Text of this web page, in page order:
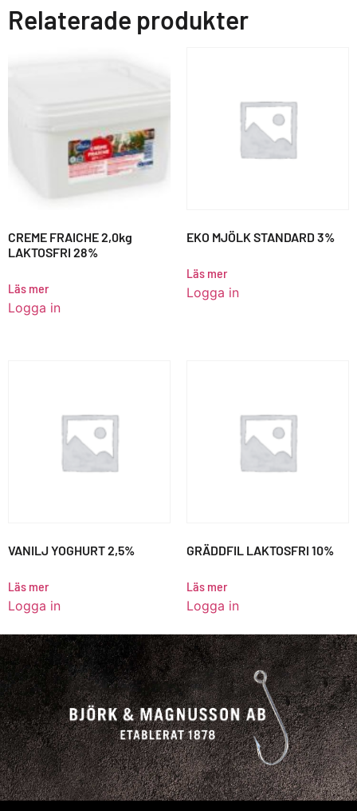
Relaterade produkter
CREME FRAICHE 2,0kg
LAKTOSFRI 28%
Läs mer
Logga in
EKO MJÖLK STANDARD 3%
Läs mer
Logga in
VANILJ YOGHURT 2,5%
Läs mer
Logga in
GRÄDDFIL LAKTOSFRI 10%
Läs mer
Logga in